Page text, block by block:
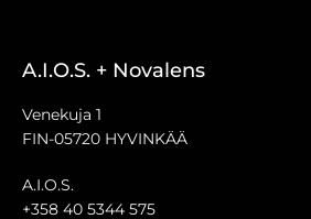
A.I.O.S. + Novalens
Venekuja 1
FIN-05720 HYVINKÄÄ
A.I.O.S.
+358 40 5344 575